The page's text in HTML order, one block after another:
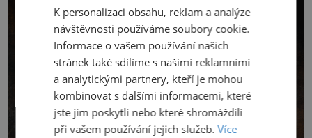
K personalizaci obsahu, reklam a analýze
návštěvnosti používáme soubory cookie.
Informace o vašem používání našich
stránek také sdílíme s našimi reklamními
a analytickými partnery, kteří je mohou
kombinovat s dalšími informacemi, které
jste jim poskytli nebo které shromáždili
při vašem používání jejich služeb.Více